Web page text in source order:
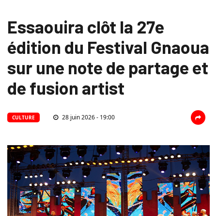
Essaouira clôt la 27e
édition du Festival Gnaoua
sur une note de partage et
de fusion artist
CULTURE 28 juin 2026 - 19:00